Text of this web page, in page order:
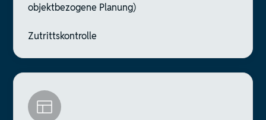
objektbezogene Planung)
Zutrittskontrolle